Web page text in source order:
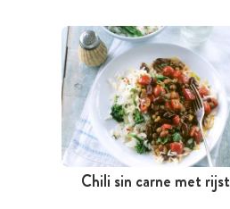
Chili sin carne met rijst